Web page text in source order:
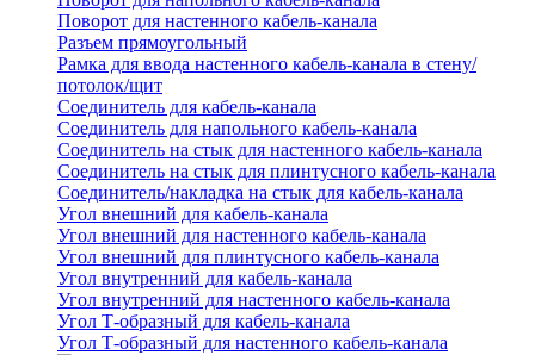
Поворот для настенного кабель-канала
Разъем прямоугольный
Рамка для ввода настенного кабель-канала в стену/
потолок/щит
Соединитель для кабель-канала
Соединитель для напольного кабель-канала
Соединитель на стык для настенного кабель-канала
Соединитель на стык для плинтусного кабель-канала
Соединитель/накладка на стык для кабель-канала
Угол внешний для кабель-канала
Угол внешний для настенного кабель-канала
Угол внешний для плинтусного кабель-канала
Угол внутренний для кабель-канала
Угол внутренний для настенного кабель-канала
Угол Т-образный для кабель-канала
Угол Т-образный для настенного кабель-канала